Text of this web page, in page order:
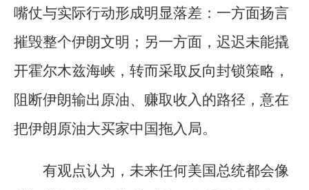
嘴仗与实际行动形成明显落差：一方面扬言
摧毁整个伊朗文明；另一方面，迟迟未能撬
开霍尔木兹海峡，转而采取反向封锁策略，
阻断伊朗输出原油、赚取收入的路径，意在
把伊朗原油大买家中国拖入局。
有观点认为，未来任何美国总统都会像